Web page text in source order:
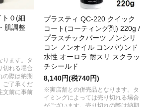
ト０(細
肌調整
ります。タ
切れる場合
の際は納期
ご了承くだ
文前に事前
プラスティ QC-220 クイック
コート(コーティング剤) 220g /
プラスチックパーツ ノンシリ
コン ノンオイル コンパウンド
水性 オーロラ 耐スリ スクラッ
チシールド
8,140円(税740円)
※実店舗との併売品となります。タ
イミングによっては売り切れる場合
がございます。売り切れの際は納期